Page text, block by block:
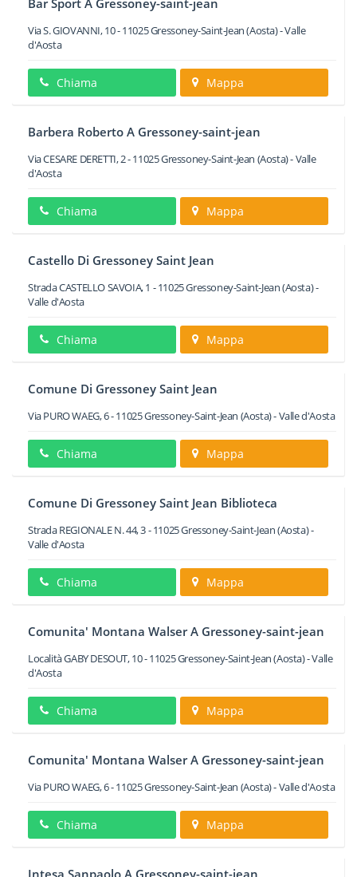
Bar Sport A Gressoney-saint-jean
Via S. GIOVANNI, 10-11025Gressoney-Saint-Jean(Aosta) -Valle
d'Aosta
Chiama Mappa
Barbera Roberto A Gressoney-saint-jean
Via CESARE DERETTI, 2-11025Gressoney-Saint-Jean (Aosta) -Valle
d'Aosta
Chiama Mappa
Castello Di Gressoney Saint Jean
Strada CASTELLO SAVOIA, 1 -11025Gressoney-Saint-Jean(Aosta) -
Valle d'Aosta
Chiama Mappa
Comune Di Gressoney Saint Jean
Via PURO WAEG, 6-11025Gressoney-Saint-Jean (Aosta) -Valle d'Aosta
Chiama Mappa
Comune Di Gressoney Saint Jean Biblioteca
Strada REGIONALE N. 44, 3-11025Gressoney-Saint-Jean(Aosta) -
Valle d'Aosta
Chiama Mappa
Comunita' Montana Walser A Gressoney-saint-jean
Località GABY DESOUT, 10-11025Gressoney-Saint-Jean(Aosta) -Valle
d'Aosta
Chiama Mappa
Comunita' Montana Walser A Gressoney-saint-jean
Via PURO WAEG, 6-11025Gressoney-Saint-Jean (Aosta) -Valle d'Aosta
Chiama Mappa
Intesa Sanpaolo A Gressoney-saint-jean